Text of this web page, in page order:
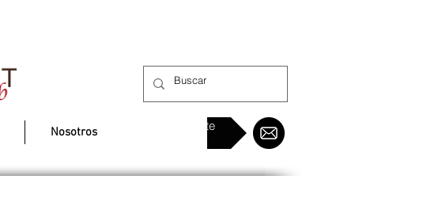
Nosotros Sumate